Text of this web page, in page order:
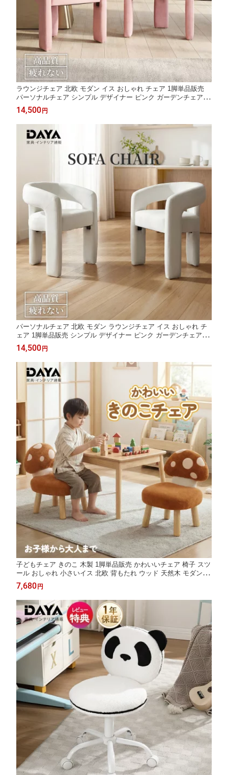
ラウンジチェア 北欧 モダン イス おしゃれ チェア 1脚単品販売
パーソナルチェア シンプル デザイナー ピンク ガーデンチェア か
わいい 1P 1人掛け ダイニングチェア 一人 掛け 椅子 店舗用 ソフ
ァー 一人用 肘付け 屋内 屋外 ソファチェア
14,500 円
パーソナルチェア 北欧 モダン ラウンジチェア イス おしゃれ チ
ェア 1脚単品販売 シンプル デザイナー ピンク ガーデンチェア か
わいい 1P 1人掛け ダイニングチェア 一人 掛け 椅子 店舗用 ソフ
ァー 一人用 肘付け 屋内 屋外 ソファチェア ホワイト
14,500 円
子どもチェア きのこ 木製 1脚単品販売 かわいいチェア 椅子 スツ
ール おしゃれ 小さいイス 北欧 背もたれ ウッド 天然木 モダン イ
ス チェア dayalane
7,680 円